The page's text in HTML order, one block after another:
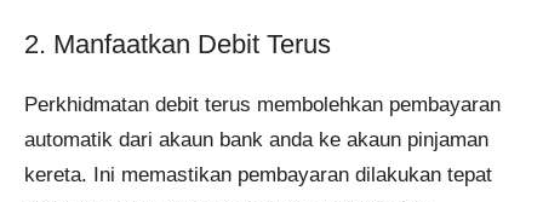
2. Manfaatkan Debit Terus
Perkhidmatan debit terus membolehkan pembayaran
automatik dari akaun bank anda ke akaun pinjaman
kereta. Ini memastikan pembayaran dilakukan tepat